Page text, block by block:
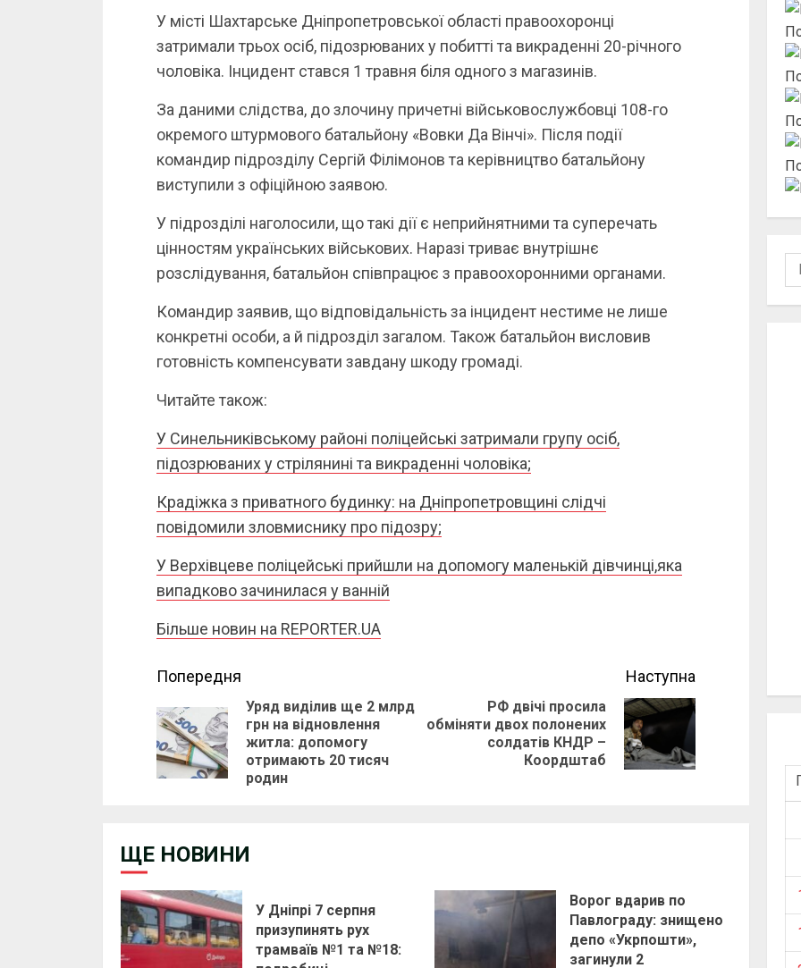
У місті Шахтарське Дніпропетровської області правоохоронці
затримали трьох осіб, підозрюваних у побитті та викраденні 20-річного
чоловіка. Інцидент стався 1 травня біля одного з магазинів.
За даними слідства, до злочину причетні військовослужбовці 108-го
окремого штурмового батальйону «Вовки Да Вінчі». Після події
командир підрозділу Сергій Філімонов та керівництво батальйону
виступили з офіційною заявою.
У підрозділі наголосили, що такі дії є неприйнятними та суперечать
цінностям українських військових. Наразі триває внутрішнє
розслідування, батальйон співпрацює з правоохоронними органами.
Командир заявив, що відповідальність за інцидент нестиме не лише
конкретні особи, а й підрозділ загалом. Також батальйон висловив
готовність компенсувати завдану шкоду громаді.
Читайте також:
У Синельниківському районі поліцейські затримали групу осіб,
підозрюваних у стрілянині та викраденні чоловіка;
Крадіжка з приватного будинку: на Дніпропетровщині слідчі
повідомили зловмиснику про підозру;
У Верхівцеве поліцейські прийшли на допомогу маленькій дівчинці,яка
випадково зачинилася у ванній
Більше новин на REPORTER.UA
Continue
Reading
Попередня
Previous
Уряд виділив ще 2 млрд
грн на відновлення
житла: допомогу
отримають 20 тисяч
родин
Наступна
Next
РФ двічі просила
обміняти двох полонених
солдатів КНДР –
Коордштаб
ЩЕ НОВИНИ
У Дніпрі 7 серпня
призупинять рух
трамваїв №1 та №18:
Ворог вдарив по
Павлограду: знищено
депо «Укрпошти»,
загинули 2